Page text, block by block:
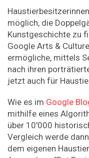
möglich, die
Kunstgeschichte zu
Google Arts &
ermögliche, mittels
nach ihren
jetzt auch für
Wie es im Google
mithilfe eines
über 10'000
Vergleich werde
dem eigenen